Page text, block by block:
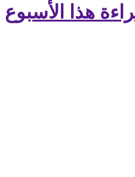
هذا الأسبوع